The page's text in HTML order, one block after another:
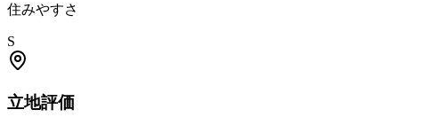
住みやすさ
S
立地評価